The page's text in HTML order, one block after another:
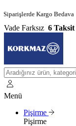
Kargo Bedava •
Vade Farksız 6 Taksit
Menü
Pişirme
Pişirme